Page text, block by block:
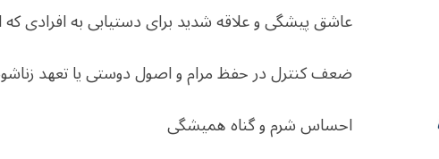
عاشق پیشگی و علاقه شدید برای دستیابی به افرادی
ضعف کنترل در حفظ مرام و اصول دوستی یا تعهد
احساس شرم و گناه همیشگی